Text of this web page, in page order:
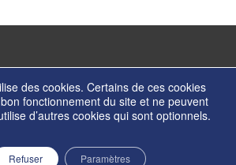
de régulation des transports - ISSN 2274-2123
Retour en haut de page
des cookies. Certains de ces cookies
fonctionnement du site et ne peuvent
d’autres cookies qui sont optionnels.
Refuser Paramètres